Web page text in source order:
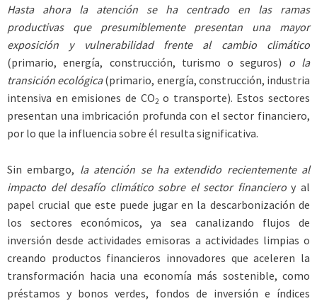
Hasta ahora la atención se ha centrado en las ramas
productivas que presumiblemente presentan una mayor
exposición y vulnerabilidad frente al cambio climático
(primario, energía, construcción, turismo o seguros) o la
transición ecológica(primario, energía, construcción, industria
intensiva en emisiones de CO2 o transporte). Estos sectores
presentan una imbricación profunda con el sector financiero,
por lo que la influencia sobre él resulta significativa.
Sin embargo, la atención se ha extendido recientemente al
impacto del desafío climático sobre el sector financieroy al
papel crucial que este puede jugar en la descarbonización de
los sectores económicos, ya sea canalizando flujos de
inversión desde actividades emisoras a actividades limpias o
creando productos financieros innovadores que aceleren la
transformación hacia una economía más sostenible, como
préstamos y bonos verdes, fondos de inversión e índices